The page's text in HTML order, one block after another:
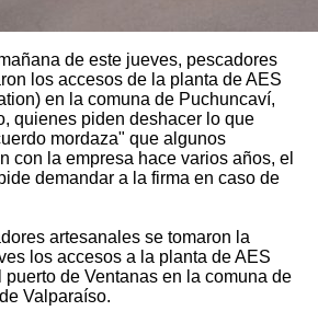
de este jueves, pescadores
los accesos de la planta de AES
en la comuna de Puchuncaví,
quienes piden deshacer lo que
mordaza" que algunos
con la empresa hace varios años, el
demandar a la firma en caso de
artesanales se tomaron la
los accesos a la planta de AES
de Ventanas en la comuna de
Valparaíso.